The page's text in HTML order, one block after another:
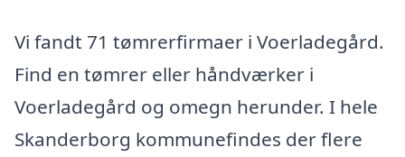
Vi fandt 71 tømrerfirmaer i Voerladegård.
Find en tømrer eller håndværker i
Voerladegård og omegn herunder. I hele
Skanderborg kommunefindes der flere